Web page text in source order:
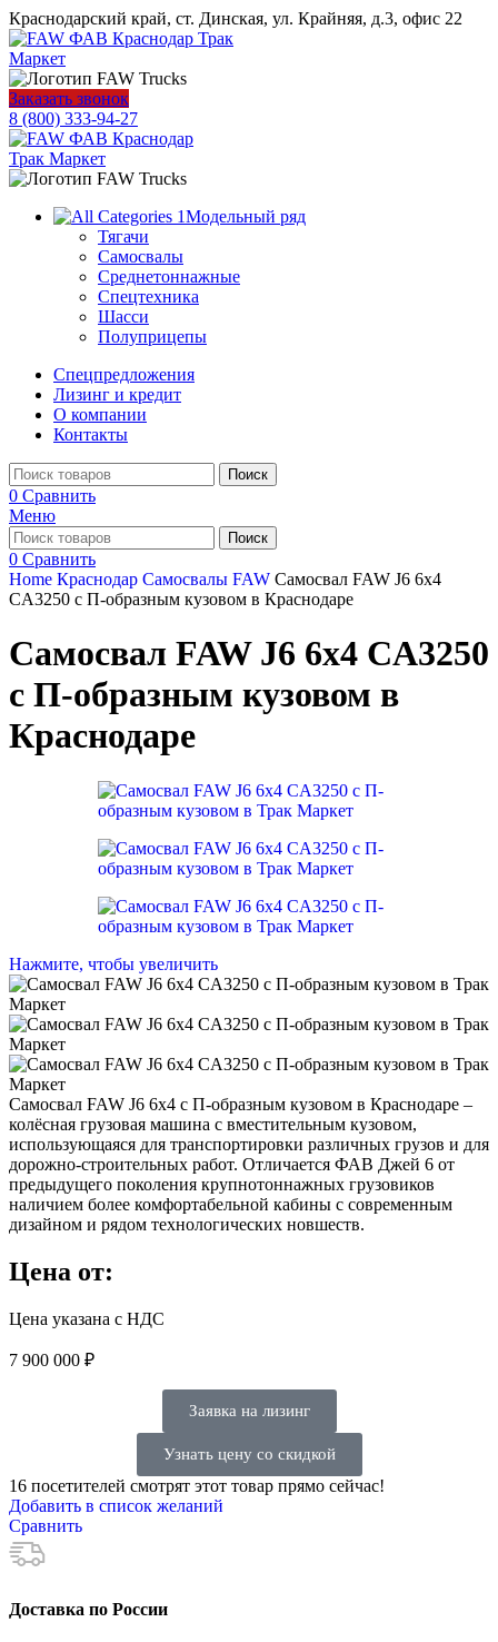
Краснодарский край, ст. Динская, ул. Крайняя, д.3, офис 22
Заказать звонок
8 (800) 333-94-27
Модельный ряд
Тягачи
Самосвалы
Среднетоннажные
Спецтехника
Шасси
Полуприцепы
Спецпредложения
Лизинг и кредит
О компании
Контакты
Поиск
0 Сравнить
Меню
Поиск
0 Сравнить
Home Краснодар Самосвалы FAW Самосвал FAW J6 6х4
CA3250 c П-образным кузовом в Краснодаре
Самосвал FAW J6 6х4 CA3250
c П-образным кузовом в
Краснодаре
Нажмите, чтобы увеличить
Самосвал FAW J6 6х4 c П-образным кузовом в Краснодаре –
колёсная грузовая машина с вместительным кузовом,
использующаяся для транспортировки различных грузов и для
дорожно-строительных работ. Отличается ФАВ Джей 6 от
предыдущего поколения крупнотоннажных грузовиков
наличием более комфортабельной кабины с современным
дизайном и рядом технологических новшеств.
Цена от:
Цена указана с НДС
7 900 000 ₽
Заявка на лизинг
Узнать цену со скидкой
16 посетителей смотрят этот товар прямо сейчас!
Добавить в список желаний
Сравнить
Доставка по России